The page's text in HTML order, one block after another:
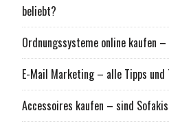
beliebt?
Ordnungssysteme online kaufen
E-Mail Marketing – alle Tipps und
Accessoires kaufen – sind